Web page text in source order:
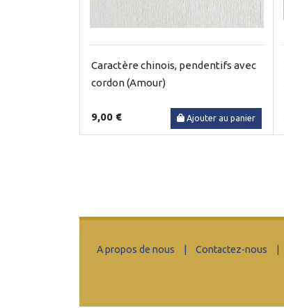
Caractère chinois, pendentifs avec
cordon (Amour)
9,00 € Ajouter au panier
A propos de nous | Contactez-nous |